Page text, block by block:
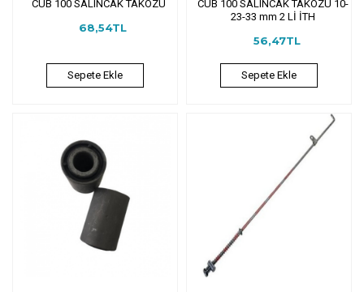
CUB 100 SALINCAK TAKOZU
68,54TL
Sepete Ekle
CUB 100 SALINCAK TAKOZU 10-
23-33 mm 2 Lİ İTH
56,47TL
Sepete Ekle